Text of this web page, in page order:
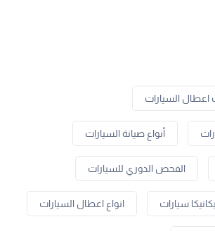
السيارات
أنواع صيانة السيارات
الفحص الدوري للسيارات
سيارات انواع اعطال السيارات